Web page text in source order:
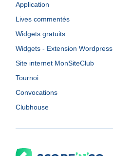
Application
Lives commentés
Widgets gratuits
Widgets - Extension Wordpress
Site internet MonSiteClub
Tournoi
Convocations
Clubhouse